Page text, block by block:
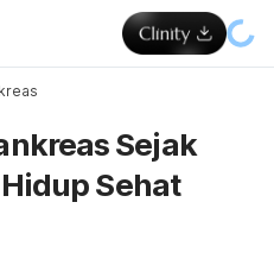
Sejak
Sehat